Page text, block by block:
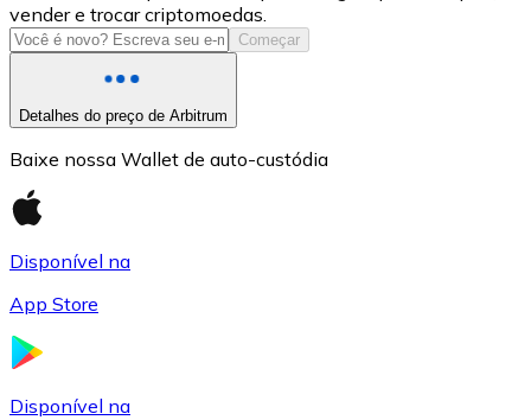
USDC
vender e trocar criptomoedas.
Começar
Detalhes do preço de Arbitrum
Baixe nossa Wallet de auto-custódia
Disponível na
App Store
Disponível na